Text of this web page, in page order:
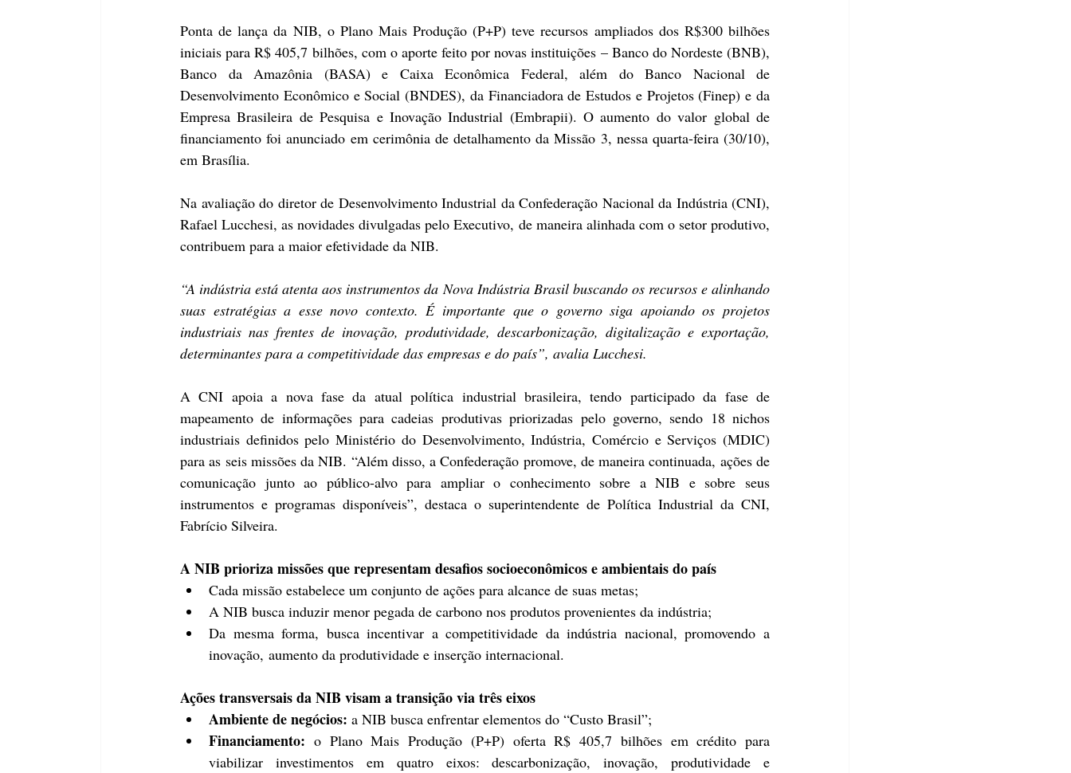
Ponta de lança da NIB, o Plano Mais Produção (P+P) teve recursos ampliados dos R$300 bilhões
iniciais para R$ 405,7 bilhões, com o aporte feito por novas instituições – Banco do Nordeste (BNB),
Banco da Amazônia (BASA) e Caixa Econômica Federal, além do Banco Nacional de
Desenvolvimento Econômico e Social (BNDES), da Financiadora de Estudos e Projetos (Finep) e da
Empresa Brasileira de Pesquisa e Inovação Industrial (Embrapii). O aumento do valor global de
financiamento foi anunciado em cerimônia de detalhamento da Missão 3, nessa quarta-feira (30/10),
em Brasília.
Na avaliação do diretor de Desenvolvimento Industrial da Confederação Nacional da Indústria (CNI),
Rafael Lucchesi, as novidades divulgadas pelo Executivo, de maneira alinhada com o setor produtivo,
contribuem para a maior efetividade da NIB.
“A indústria está atenta aos instrumentos da Nova Indústria Brasil buscando os recursos e alinhando
suas estratégias a esse novo contexto. É importante que o governo siga apoiando os projetos
industriais nas frentes de inovação, produtividade, descarbonização, digitalização e exportação,
determinantes para a competitividade das empresas e do país”, avalia Lucchesi.
A CNI apoia a nova fase da atual política industrial brasileira, tendo participado da fase de
mapeamento de informações para cadeias produtivas priorizadas pelo governo, sendo 18 nichos
industriais definidos pelo Ministério do Desenvolvimento, Indústria, Comércio e Serviços (MDIC)
para as seis missões da NIB. “Além disso, a Confederação promove, de maneira continuada, ações de
comunicação junto ao público-alvo para ampliar o conhecimento sobre a NIB e sobre seus
instrumentos e programas disponíveis”, destaca o superintendente de Política Industrial da CNI,
Fabrício Silveira.
A NIB prioriza missões que representam desafios socioeconômicos e ambientais do país
Cada missão estabelece um conjunto de ações para alcance de suas metas;
A NIB busca induzir menor pegada de carbono nos produtos provenientes da indústria;
Da mesma forma, busca incentivar a competitividade da indústria nacional, promovendo a
inovação, aumento da produtividade e inserção internacional.
Ações transversais da NIB visam a transição via três eixos
Ambiente de negócios: a NIB busca enfrentar elementos do “Custo Brasil”;
Financiamento: o Plano Mais Produção (P+P) oferta R$ 405,7 bilhões em crédito para
viabilizar investimentos em quatro eixos: descarbonização, inovação, produtividade e